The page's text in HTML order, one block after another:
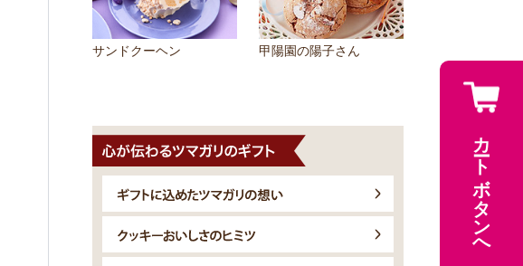
サンドクーヘン 甲陽園の陽子さん
カートボタンへ